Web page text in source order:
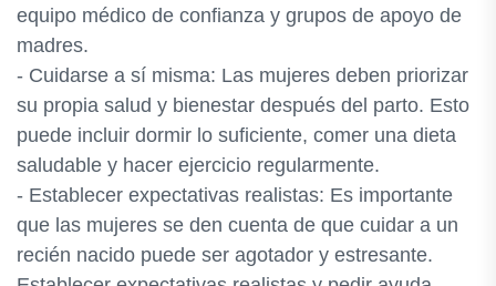
equipo médico de confianza y grupos de apoyo de
madres.
- Cuidarse a sí misma: Las mujeres deben priorizar
su propia salud y bienestar después del parto. Esto
puede incluir dormir lo suficiente, comer una dieta
saludable y hacer ejercicio regularmente.
- Establecer expectativas realistas: Es importante
que las mujeres se den cuenta de que cuidar a un
recién nacido puede ser agotador y estresante.